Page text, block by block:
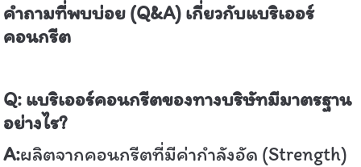
คำถามที่พบบ่อย (Q&A) เกี่ยวกับแบริเออร์
คอนกรีต
Q: แบริเออร์คอนกรีตของทางบริษัทมีมาตรฐาน
อย่างไร?
A:ผลิตจากคอนกรีตที่มีค่ากำลังอัด (Strength)